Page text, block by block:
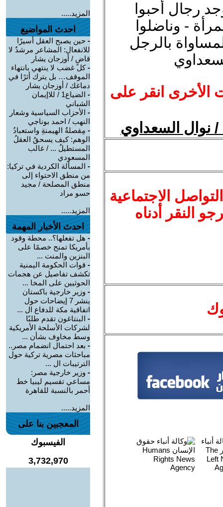
رجال أحبوا
- وناضلوا
بالرجل
الأخرى انقر على
/ نوال السعداوي
الاجتماعية
النقر أدناه
المزيد.....
احدث المواضيع
- حين يصبح العقل أسيرًا
للانفعال: المشاعر مرشدٌ لا
قاضٍ / أوزجان يشار
-كل غضب لا ينتهي بانتهاء
الموقف… بل يترك أثرًا في
دماغك / أوزجان يشار
-
الضياع1 / للاإيمان
الشباني
- الأحزاب السياسية وشعار
النهب / احمد بوناجي
- مِقصلةُ الهيمنةِ واستعبادُ
الوهم: كيف يسحقُ العقلُ
المستطيلُ ... / غالب
المسعودي
- المسألة الكردية في تركيا:
من منطق الاحتواء إلى
منطق المصلحة / مجيد
حسو مراد
المزيد.....
احدث الأخبار المهمة
- هل تفعلها؟.. محطة وقود
بأمريكا تمنح خصمًا على
البنزين والمنت ...
- قوات الحكومة اليمنية
تكشف تفاصيل عن هجمات
الحوثيين على المخا ...
- وزير خارجية باكستان
ينشر 7 إيضاحات حول
اتفاقية مكة للدفاع ال ...
- البنتاغون تقدم طلبًا
لشركات الأسلحة الأمريكية
وسط مخاوف بشأن ...
- بعد احتمال انضمام مصر..
مباحثات مصرية تركية حول
الترتيبات ال ...
- وزير خارجية مصر:
مساعي تقسيم ليبيا خط
أحمر بالنسبة للقاهرة
المزيد.....
المعجبين بنا على
الفيسبوك
3,732,970